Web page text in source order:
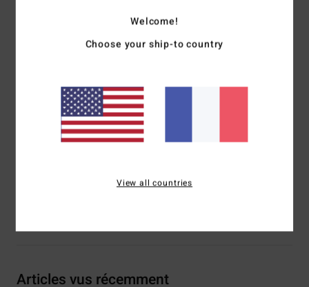
jersey de coton [160 g/m2]
Premium
Étiquette tissée Billabong
Composition[Matière principale] 70% coton, 30% coton
Articles vus récemment
Welcome!
Choose your ship-to country
View all countries